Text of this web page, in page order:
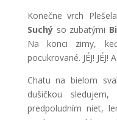
Konečne vrch
Suchýso zubatými
Na konci zimy,
pocukrované. JÉJ! JÉJ!
Chatu na bielom
dušičkou
predpoludním niet,